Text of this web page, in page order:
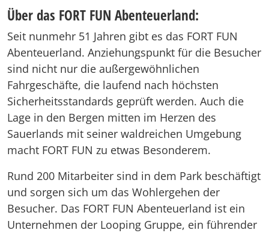
Über das FORT FUN Abenteuerland:
Seit nunmehr 51 Jahren gibt es das FORT FUN
Abenteuerland. Anziehungspunkt für die Besucher
sind nicht nur die außergewöhnlichen
Fahrgeschäfte, die laufend nach höchsten
Sicherheitsstandards geprüft werden. Auch die
Lage in den Bergen mitten im Herzen des
Sauerlands mit seiner waldreichen Umgebung
macht FORT FUN zu etwas Besonderem.
Rund 200 Mitarbeiter sind in dem Park beschäftigt
und sorgen sich um das Wohlergehen der
Besucher. Das FORT FUN Abenteuerland ist ein
Unternehmen der Looping Gruppe, ein führender